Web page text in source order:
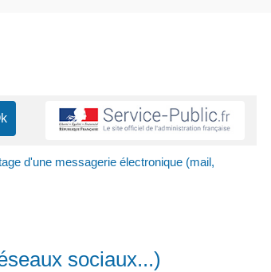
d'une messagerie électronique (mail,
sociaux...)